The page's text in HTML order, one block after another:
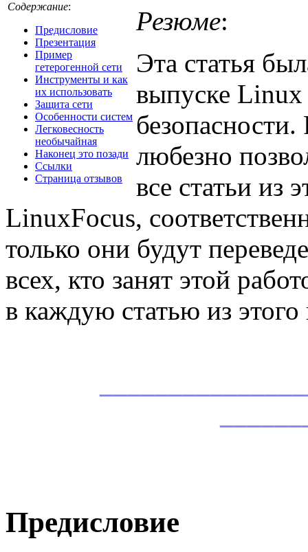
Содержание:
Предисловие
Презентация
Пример
гетерогенной сети
Инструменты и как
их использовать
Защита сети
Особенности систем
Легковесность
необычайная
Наконец это позади
Ссылки
Страница отзывов
Резюме:
Эта статья
выпуске
любезно
все статьи из
LinuxFocus,
только они будут
всех, кто занят этой
в каждую статью из этого
Предисловие